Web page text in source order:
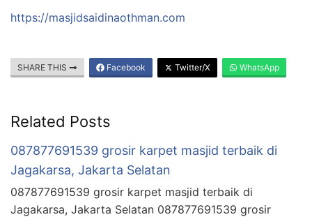
https://masjidsaidinaothman.com
SHARE THIS Facebook Twitter/X WhatsApp
Related Posts
087877691539 grosir karpet masjid terbaik di
Jagakarsa, Jakarta Selatan
087877691539 grosir karpet masjid terbaik di
Jagakarsa, Jakarta Selatan 087877691539 grosir